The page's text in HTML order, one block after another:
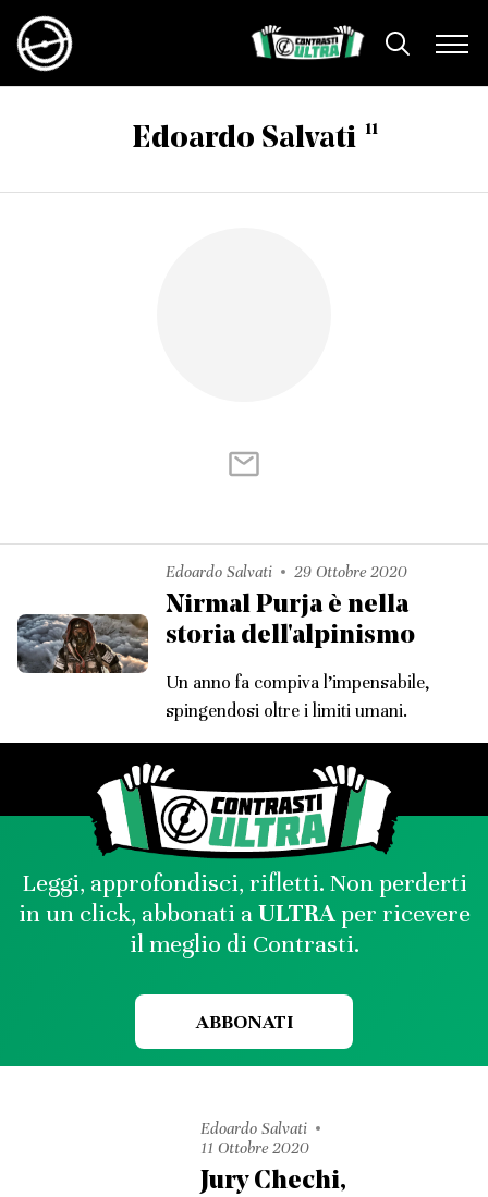
Edoardo Salvati 11
Edoardo Salvati 29 Ottobre 2020
Nirmal Purja è nella
storia dell'alpinismo
Un anno fa compiva l’impensabile,
spingendosi oltre i limiti umani.
Leggi, approfondisci, rifletti. Non perderti
in un click, abbonati aULTRAper ricevere
il meglio di Contrasti.
ABBONATI
Edoardo Salvati
11 Ottobre 2020
Jury Chechi,